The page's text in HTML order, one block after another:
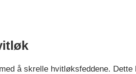
å skrelle hvitløksfeddene.